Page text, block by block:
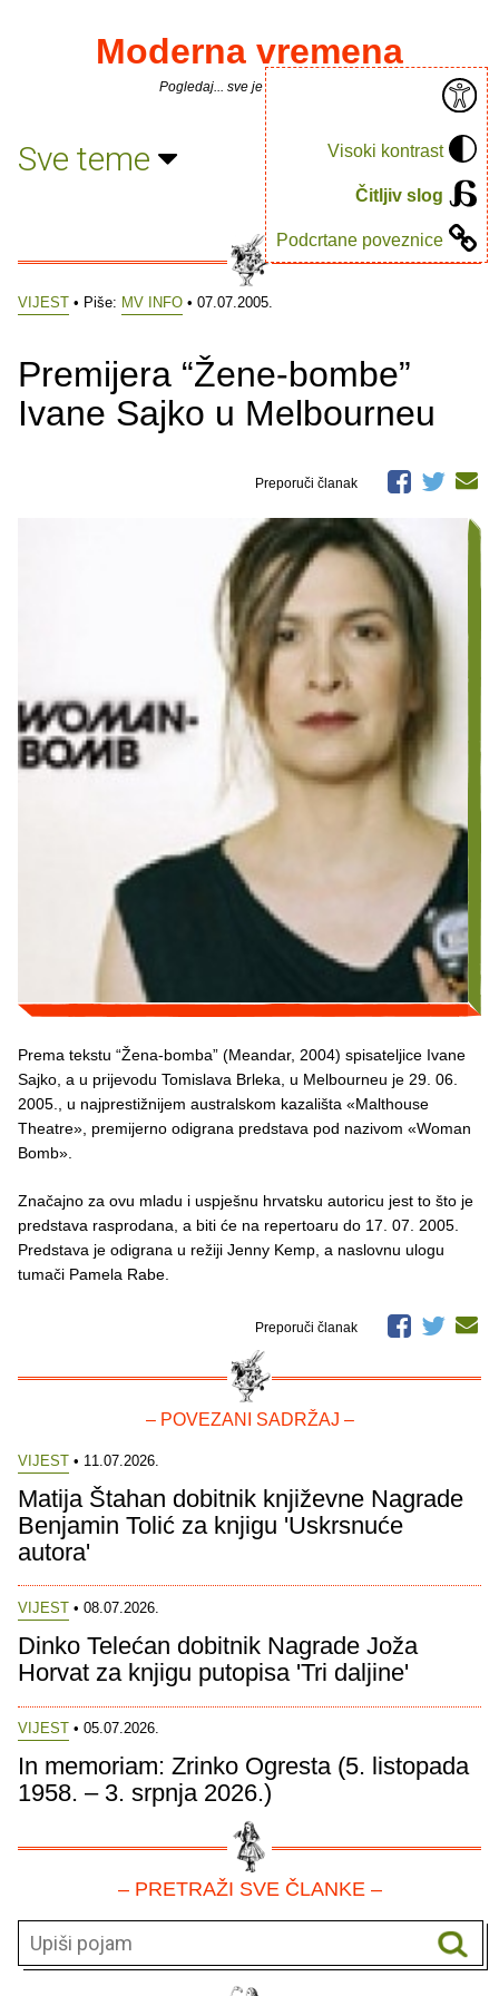
Visoki kontrast
Čitljiv slog
Podcrtane poveznice
Moderna vremena
Pogledaj... sve je puno knjiga.
Sve teme
VIJEST • Piše: MV INFO • 07.07.2005.
Premijera “Žene-bombe”
Ivane Sajko u Melbourneu
Preporuči članak
Prema tekstu “Žena-bomba” (Meandar, 2004) spisateljice Ivane
Sajko, a u prijevodu Tomislava Brleka, u Melbourneu je 29. 06.
2005., u najprestižnijem australskom kazališta «Malthouse
Theatre», premijerno odigrana predstava pod nazivom «Woman
Bomb».
Značajno za ovu mladu i uspješnu hrvatsku autoricu jest to što je
predstava rasprodana, a biti će na repertoaru do 17. 07. 2005.
Predstava je odigrana u režiji Jenny Kemp, a naslovnu ulogu
tumači Pamela Rabe.
Preporuči članak
– POVEZANI SADRŽAJ –
VIJEST • 11.07.2026.
Matija Štahan dobitnik književne Nagrade
Benjamin Tolić za knjigu 'Uskrsnuće
autora'
VIJEST • 08.07.2026.
Dinko Telećan dobitnik Nagrade Joža
Horvat za knjigu putopisa 'Tri daljine'
VIJEST • 05.07.2026.
In memoriam: Zrinko Ogresta (5. listopada
1958. – 3. srpnja 2026.)
– PRETRAŽI SVE ČLANKE –